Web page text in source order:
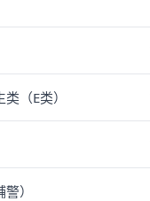
（E类）
）